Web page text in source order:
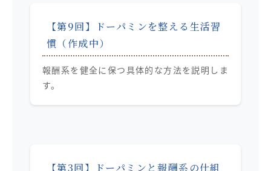
【第9回】ドーパミンを整える生活習
慣（作成中）
報酬系を健全に保つ具体的な方法を説明しま
す。
【第3回】ドーパミンと報酬系の仕組